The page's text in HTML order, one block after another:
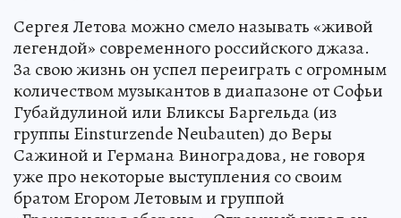
Сергея Летова можно смело называть «живой
легендой» современного российского джаза.
За свою жизнь он успел переиграть с огромным
количеством музыкантов в диапазоне от Софьи
Губайдулиной или Бликсы Баргельда (из
группы Einsturzende Neubauten) до Веры
Сажиной и Германа Виноградова, не говоря
уже про некоторые выступления со своим
братом Егором Летовым и группой